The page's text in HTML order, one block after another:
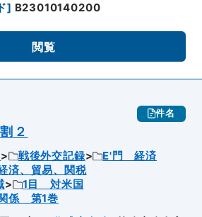
] B23010140200
閲覧
件名
２
戦後外交記録
E'門 経済
済、貿易、関税
1目 対米国
係 第1巻